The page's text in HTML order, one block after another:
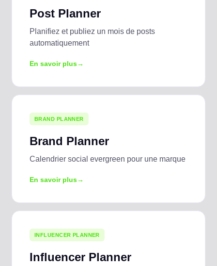
Post Planner
Planifiez et publiez un mois de posts
automatiquement
En savoir plus
BRAND PLANNER
Brand Planner
Calendrier social evergreen pour une marque
En savoir plus
INFLUENCER PLANNER
Influencer Planner